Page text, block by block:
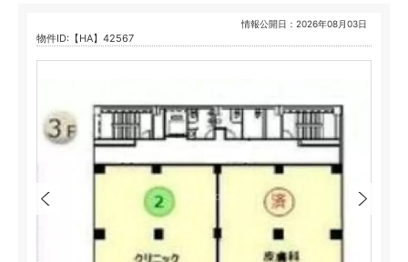
物件ID:【HA】42567
情報公開日：2026年08月03日